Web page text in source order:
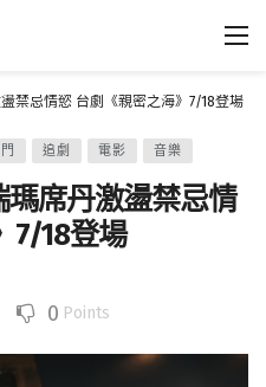
禁忌情慾 台劇《親密之海》7/18登場
追劇 電影 音樂
席丹激盪禁忌情
7/18登場
0 Points